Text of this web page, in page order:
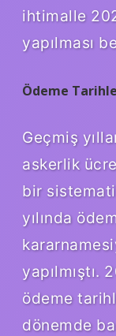
ihtimalle
yapılması
Ödeme
Geçmiş
askerlik
bir
yılında
yapılmıştı.
ödeme
dönemde